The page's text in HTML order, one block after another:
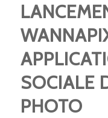
SOCIALE
PHOTO